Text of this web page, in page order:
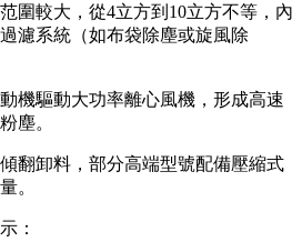
圍較大，從4立方到10立方不等，內
濾系統（如布袋除塵或旋風除
機驅動大功率離心風機，形成高速
塵。
傾翻卸料，部分高端型號配備壓縮式
。
：